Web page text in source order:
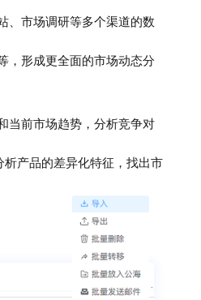
、市场调研等多个渠道的数
，形成更全面的市场动态分
当前市场趋势，分析竞争对
产品的差异化特征，找出市